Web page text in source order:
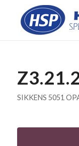
SIKKENS 5051